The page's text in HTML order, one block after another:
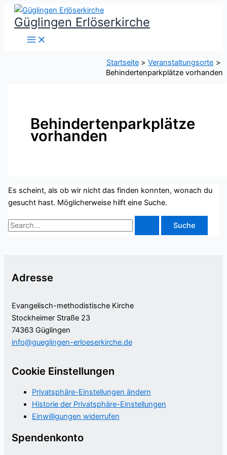
Zum
InhaltGüglingen Erlöserkirche
Startseite
Veranstaltungsorte
Behindertenparkplätze vorhanden
Behindertenparkplätze
vorhanden
Es scheint, als ob wir nicht das finden konnten, wonach du
gesucht hast. Möglicherweise hilft eine Suche.
Suchen
nach:
Adresse
Evangelisch-methodistische Kirche
Stockheimer Straße 23
74363 Güglingen
info@gueglingen-erloeserkirche.de
Cookie Einstellungen
Privatsphäre-Einstellungen ändern
Historie der Privatsphäre-Einstellungen
Einwilligungen widerrufen
Spendenkonto